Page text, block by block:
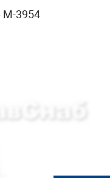
М-3954